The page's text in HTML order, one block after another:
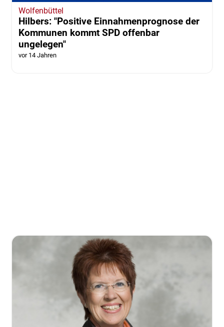
Wolfenbüttel
Hilbers: "Positive Einnahmenprognose der
Kommunen kommt SPD offenbar
ungelegen"
vor 14 Jahren